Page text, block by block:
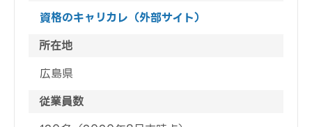
資格のキャリカレ（外部サイト）
所在地
広島県
従業員数